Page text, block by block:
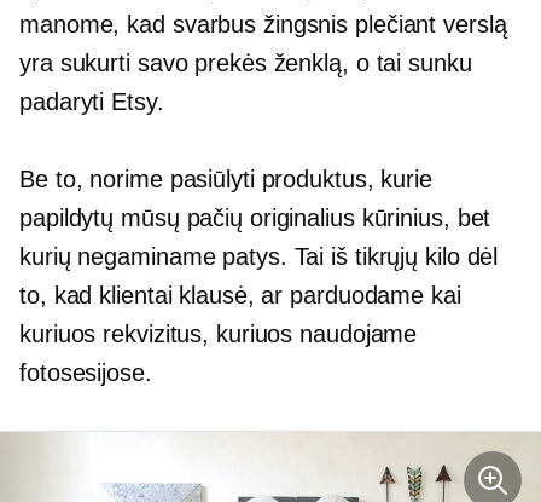
manome, kad svarbus žingsnis plečiant verslą
yra sukurti savo prekės ženklą, o tai sunku
padaryti Etsy.
Be to, norime pasiūlyti produktus, kurie
papildytų mūsų pačių originalius kūrinius, bet
kurių negaminame patys. Tai iš tikrųjų kilo dėl
to, kad klientai klausė, ar parduodame kai
kuriuos rekvizitus, kuriuos naudojame
fotosesijose.